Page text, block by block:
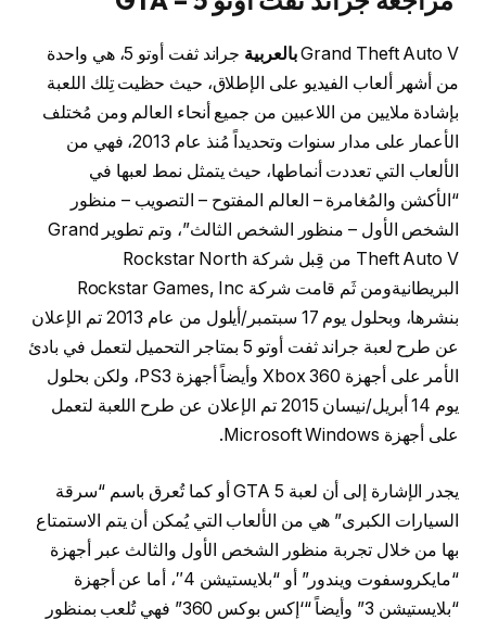
Grand Theft Auto V بالعربية
جراند ثفت أوتو 5، هي واحدة
من أشهر ألعاب الفيديو على الإطلاق، حيث حظيت تِلك اللعبة
بإشادة ملايين من اللاعبين من جميع أنحاء العالم ومن مُختلف
الأعمار على مدار سنوات وتحديداً مُنذ عام 2013، فهي من
الألعاب التي تعددت أنماطها، حيث يتمثل نمط لعبها في
“الأكشن والمُغامرة – العالم المفتوح – التصويب – منظور
الشخص الأول – منظور الشخص الثالث”، وتم تطوير Grand
Theft Auto V من قِبل شركة Rockstar North
البريطانيةومن ثَم قامت شركة Rockstar Games, Inc
بنشرها، وبحلول يوم 17 سبتمبر/أيلول من عام 2013 تم الإعلان
عن طرح لعبة جراند ثفت أوتو 5 بمتاجر التحميل لتعمل في بادئ
الأمر على أجهزة Xbox 360 وأيضاً أجهزة PS3، ولكن بحلول
يوم 14 أبريل/نيسان 2015 تم الإعلان عن طرح اللعبة لتعمل
على أجهزة Microsoft Windows.
يجدر الإشارة إلى أن لعبة GTA 5 أو كما تُعرق باسم “سرقة
السيارات الكبرى” هي من الألعاب التي يُمكن أن يتم الاستمتاع
بها من خلال تجربة منظور الشخص الأول والثالث عبر أجهزة
“مايكروسفوت ويندور” أو “بلايستيشن 4″، أما عن أجهزة
“بلايستيشن 3” وأيضاً “‘إكس بوكس 360” فهي تُلعب بمنظور